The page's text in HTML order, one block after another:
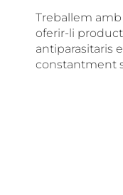
Treballem
oferir-li
antiparasitaris
constantment